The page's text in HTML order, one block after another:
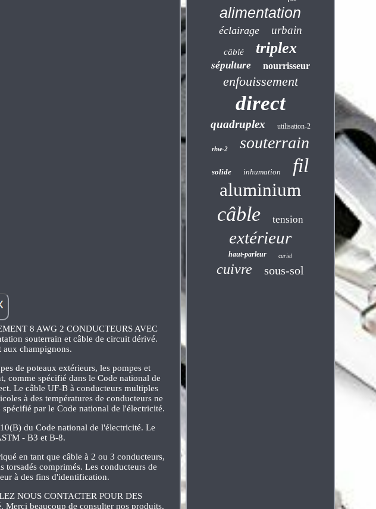
8 AWG 2 CONDUCTEURS AVEC
souterrain et câble de circuit dérivé.
aux champignons.
de poteaux extérieurs, les pompes et
comme spécifié dans le Code national de
Le câble UF-B à conducteurs multiples
à des températures de conducteurs ne
spécifié par le Code national de l'électricité.
du Code national de l'électricité. Le
- B3 et B-8.
en tant que câble à 2 ou 3 conducteurs,
comprimés. Les conducteurs de
à des fins d'identification.
NOUS CONTACTER POUR DES
Merci beaucoup de consulter nos produits.
alimentation
éclairage urbain
câblé triplex
sépulture nourrisseur
enfouissement
direct
quadruplex utilisation-2
rhw-2 souterrain
solide inhumation fil
aluminium
câble tension
extérieur
haut-parleur curiel
cuivre sous-sol